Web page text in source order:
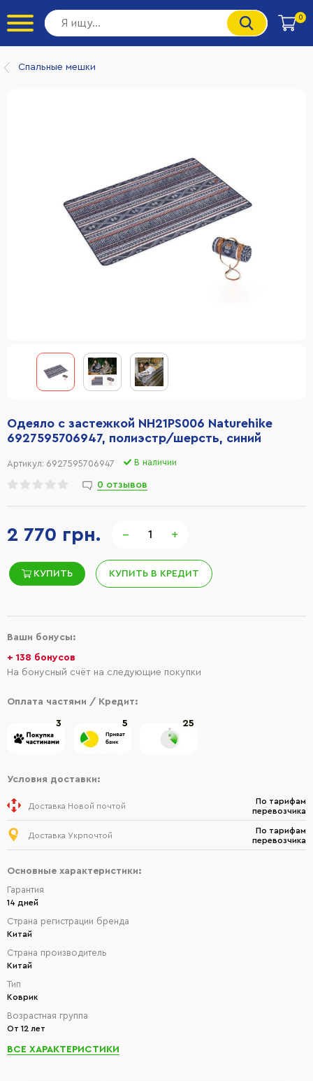
0
Спальные мешки
2 770 грн. − +
КУПИТЬ КУПИТЬ В КРЕДИТ
Одеяло с застежкой NH21PS006 Naturehike
6927595706947, полиэстр/шерсть, синий
Артикул: 6927595706947 В наличии
0 отзывов
Ваши бонусы:
+ 138 бонусов
На бонусный счёт на следующие покупки
Оплата частями / Кредит:
3 5 25
Условия доставки:
Доставка Новой почтой
По тарифам
перевозчика
Доставка Укрпочтой
По тарифам
перевозчика
Основные характеристики:
Гарантия
14 дней
Страна регистрации бренда
Китай
Страна производитель
Китай
Тип
Коврик
Возрастная группа
От 12 лет
ВСЕ ХАРАКТЕРИСТИКИ